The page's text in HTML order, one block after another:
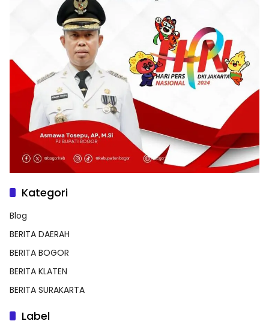
Kategori
Blog
BERITA DAERAH
BERITA BOGOR
BERITA KLATEN
BERITA SURAKARTA
Label